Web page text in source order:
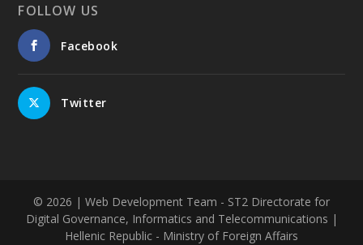
FOLLOW US
Facebook
Twitter
© 2026 | Web Development Team - ST2 Directorate for
Digital Governance, Informatics and Telecommunications |
Hellenic Republic - Ministry of Foreign Affairs